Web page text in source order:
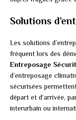
Solutions
Les solutions
fréquent lors des
Entreposage
d’entreposage
sécurisées
départ et d’arrivée,
interurbain ou